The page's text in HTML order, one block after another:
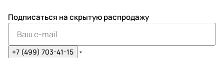
Подписаться на скрытую распродажу
+7 (499) 703-41-15